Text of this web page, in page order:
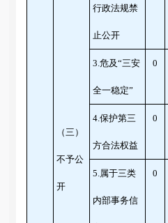
（三）
不予公
开
行政法规禁
止公开
3.危及“三安
全一稳定”
0
4.保护第三
方合法权益
0
5.属于三类
内部事务信
0